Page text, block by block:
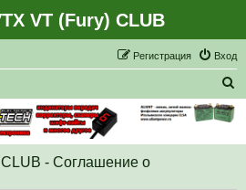
VT (Fury) CLUB
Вход
Регистрация
с
- Соглашение о